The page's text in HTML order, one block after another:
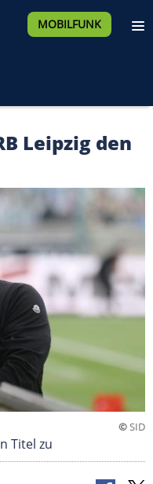
MOBILFUNK
Leipzig den
©SID
Titel zu